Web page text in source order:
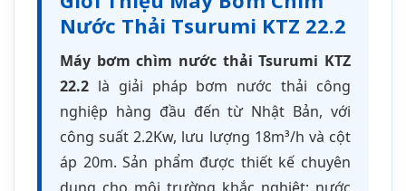
Với cánh bơm hở đúc bằng sắt Crôm và
Tsurumi
bỉ, hiệu quả và tiết kiệm chi phí bảo trì.
Đây là dòng máy bơm nước thải 2.2kw
được tin dùng hàng đầu cho các công
trình vừa tại Việt Nam [[11]].